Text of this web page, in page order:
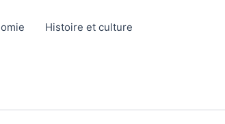
Histoire et culture